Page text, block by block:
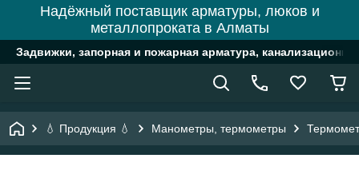
Надёжный поставщик арматуры, люков и
металлопроката в Алматы
Задвижки, запорная и пожарная арматура,
💧 Продукция 💧 Манометры, термометры